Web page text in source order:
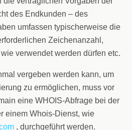
des Endkunden – des
umfassen typischerweise die
Zeichenanzahl,
verwendet werden dürfen etc.
vergeben werden kann, um
zu ermöglichen, muss vor
eine WHOIS-Abfrage bei der
einem Whois-Dienst, wie
, durchgeführt werden.